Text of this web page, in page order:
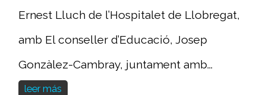
Ernest Lluch de l’Hospitalet de Llobregat,
amb El conseller d’Educació, Josep
Gonzàlez-Cambray, juntament amb...
leer más